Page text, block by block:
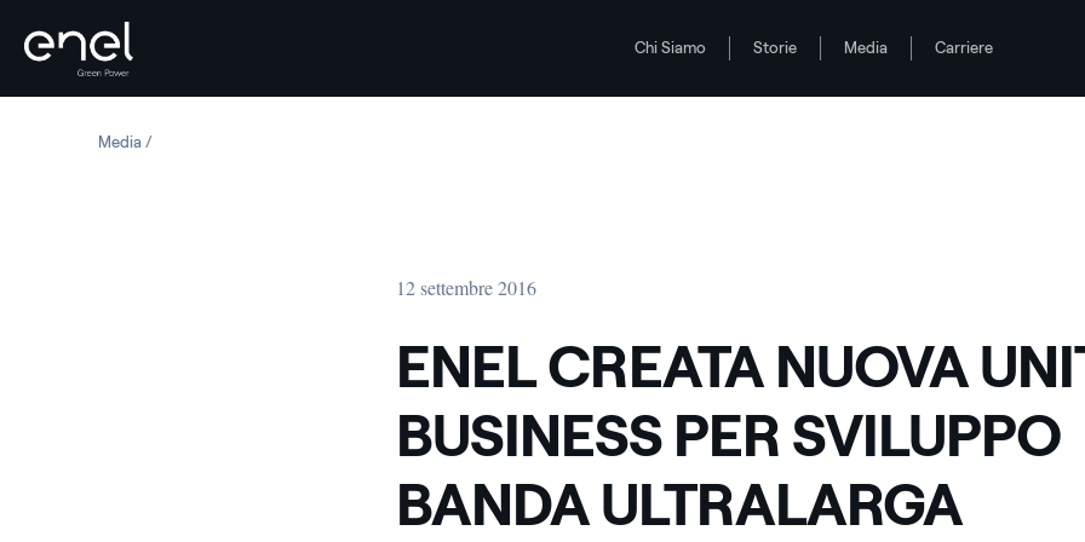
Chi Siamo Storie Media Carriere
MediaENEL CREATA NUOVA UNITA' DI BUSINESS PER SVILUPPO BANDA ULTRALARGA
12 settembre 2016
ENEL CREATA NUOVA
BUSINESS PER SVILUPPO
BANDA ULTRALARGA